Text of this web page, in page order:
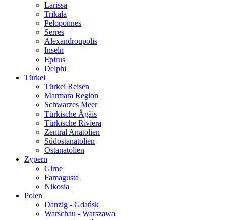
Larissa
Trikala
Peloponnes
Serres
Alexandroupolis
Inseln
Epirus
Delphi
Türkei
Türkei Reisen
Marmara Region
Schwarzes Meer
Türkische Ägäis
Türkische Riviera
Zentral Anatolien
Südostanatolien
Ostanatolien
Zypern
Girne
Famagusta
Nikosia
Polen
Danzig - Gdańsk
Warschau - Warszawa